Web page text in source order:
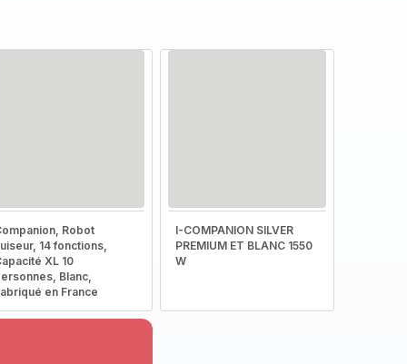
Robot
14 fonctions,
XL 10
Blanc,
en France
I-COMPANION SILVER
PREMIUM ET BLANC 1550
W